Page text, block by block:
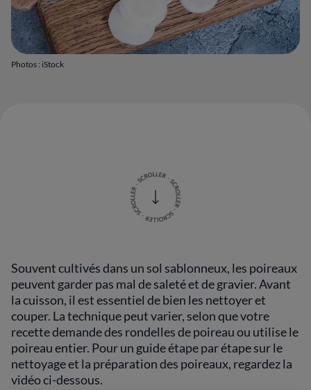
Photos : iStock
Souvent cultivés dans un sol sablonneux, les poireaux
peuvent garder pas mal de saleté et de gravier. Avant
la cuisson, il est essentiel de bien les nettoyer et
couper. La technique peut varier, selon que votre
recette demande des rondelles de poireau ou utilise le
poireau entier. Pour un guide étape par étape sur le
nettoyage et la préparation des poireaux, regardez la
vidéo ci-dessous.